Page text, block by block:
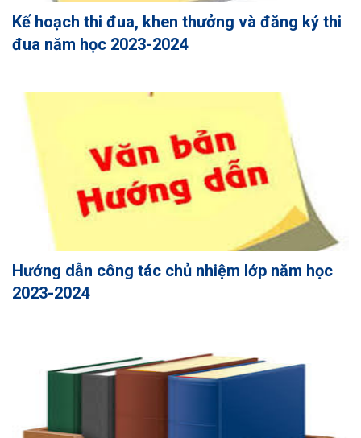
Kế hoạch thi đua, khen thưởng và đăng ký thi
đua năm học 2023-2024
Hướng dẫn công tác chủ nhiệm lớp năm học
2023-2024